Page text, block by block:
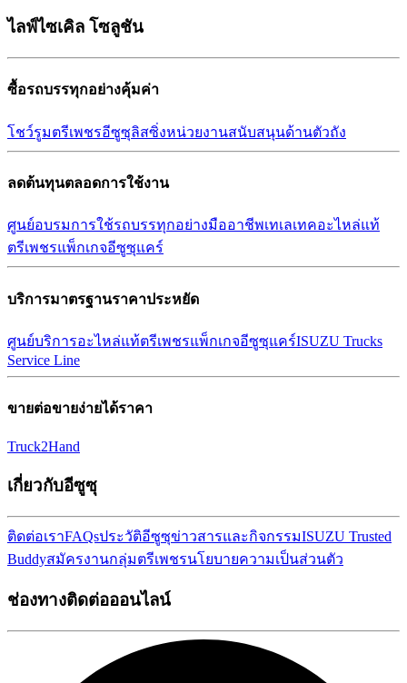
ไลฟ์ไซเคิล โซลูชัน
ซื้อรถบรรทุกอย่างคุ้มค่า
โชว์รูมตรีเพชรอีซูซุลิสซิ่งหน่วยงานสนับสนุนด้านตัวถัง
ลดต้นทุนตลอดการใช้งาน
ศูนย์อบรมการใช้รถบรรทุกอย่างมืออาชีพเทเลเทคอะไหล่แท้
ตรีเพชรแพ็กเกจอีซูซุแคร์
บริการมาตรฐานราคาประหยัด
ศูนย์บริการอะไหล่แท้ตรีเพชรแพ็กเกจอีซูซุแคร์ISUZU Trucks
Service Line
ขายต่อขายง่ายได้ราคา
Truck2Hand
เกี่ยวกับอีซูซุ
ติดต่อเราFAQsประวัติอีซูซุข่าวสารและกิจกรรมISUZU Trusted
Buddyสมัครงานกลุ่มตรีเพชรนโยบายความเป็นส่วนตัว
ช่องทางติดต่อออนไลน์